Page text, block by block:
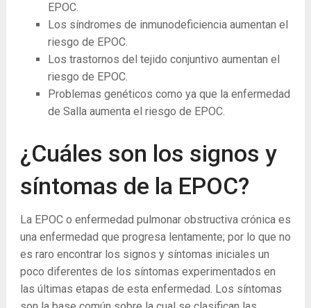
EPOC.
Los síndromes de inmunodeficiencia aumentan el
riesgo de EPOC.
Los trastornos del tejido conjuntivo aumentan el
riesgo de EPOC.
Problemas genéticos como ya que la enfermedad
de Salla aumenta el riesgo de EPOC.
¿Cuáles son los signos y
síntomas de la EPOC?
La EPOC o enfermedad pulmonar obstructiva crónica es
una enfermedad que progresa lentamente; por lo que no
es raro encontrar los signos y síntomas iniciales un
poco diferentes de los síntomas experimentados en
las últimas etapas de esta enfermedad. Los síntomas